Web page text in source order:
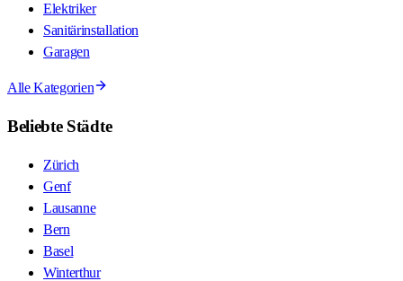
Elektriker
Sanitärinstallation
Garagen
Alle Kategorien
Beliebte Städte
Zürich
Genf
Lausanne
Bern
Basel
Winterthur